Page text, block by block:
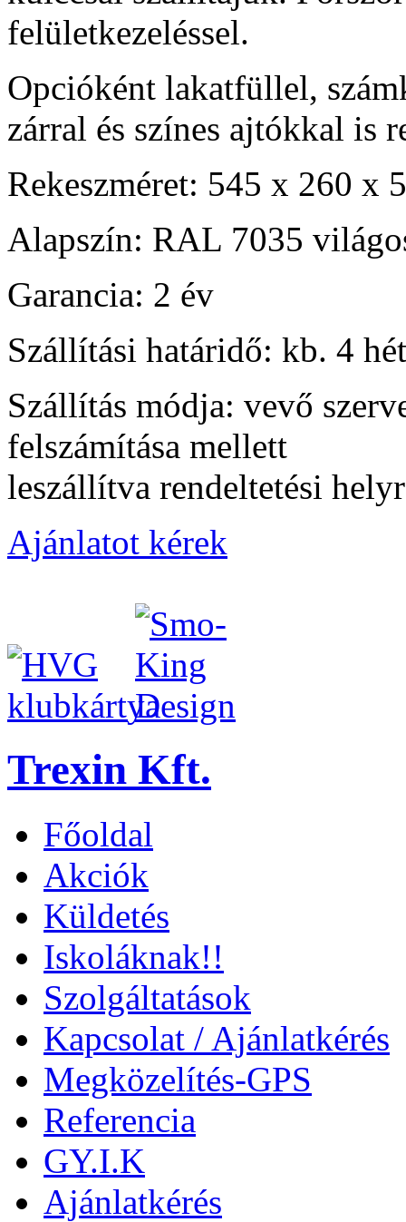
felületkezeléssel.
Opcióként lakatfüllel,
zárral és színes ajtókkal is
Rekeszméret: 545 x 260 x
Alapszín: RAL 7035
Garancia: 2 év
Szállítási határidő: kb. 4
Szállítás módja: vevő
felszámítása mellett
leszállítva rendeltetési
Ajánlatot kérek
Trexin Kft.
Főoldal
Akciók
Küldetés
Iskoláknak!!
Szolgáltatások
Kapcsolat / Ajánlatkérés
Megközelítés-GPS
Referencia
GY.I.K
Ajánlatkérés